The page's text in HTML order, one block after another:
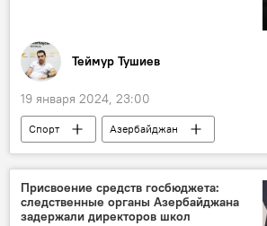
Теймур Тушиев
19 января 2024, 23:00
Спорт
Азербайджан
Олимпийские игры
Кабинет министров Азербайджана
Стипендия
Франция Париж
Присвоение средств госбюджета:
следственные органы Азербайджана
задержали директоров школ